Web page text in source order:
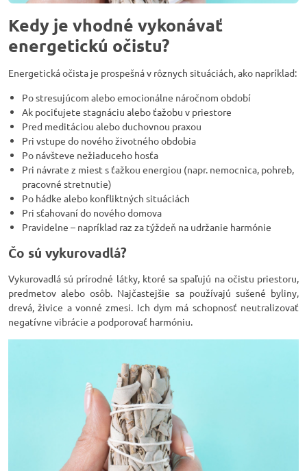
Kedy je vhodné vykonávať
energetickú očistu?
Energetická očista je prospešná v rôznych situáciách, ako napríklad:
Po stresujúcom alebo emocionálne náročnom období
Ak pociťujete stagnáciu alebo ťažobu v priestore
Pred meditáciou alebo duchovnou praxou
Pri vstupe do nového životného obdobia
Po návšteve nežiaduceho hosťa
Pri návrate z miest s ťažkou energiou (napr. nemocnica, pohreb,
pracovné stretnutie)
Po hádke alebo konfliktných situáciách
Pri sťahovaní do nového domova
Pravidelne – napríklad raz za týždeň na udržanie harmónie
Čo sú vykurovadlá?
Vykurovadlá sú prírodné látky, ktoré sa spaľujú na očistu priestoru,
predmetov alebo osôb. Najčastejšie sa používajú sušené byliny,
drevá, živice a vonné zmesi. Ich dym má schopnosť neutralizovať
negatívne vibrácie a podporovať harmóniu.